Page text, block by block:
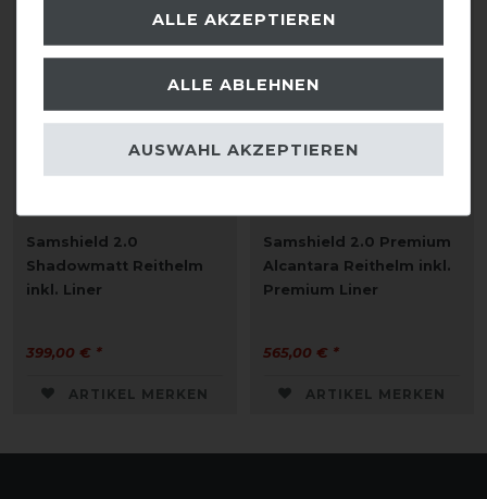
Samshield 2.0
Shadowmatt Reithelm
inkl. Liner
399,00 € *
ARTIKEL MERKEN
Samshield 2.0 Premium
Alcantara Reithelm inkl.
Premium Liner
565,00 € *
ARTIKEL MERKEN
ALLE AKZEPTIEREN
ALLE ABLEHNEN
AUSWAHL AKZEPTIEREN